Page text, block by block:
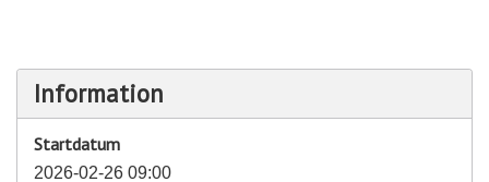
Information
Startdatum
2026-02-26 09:00